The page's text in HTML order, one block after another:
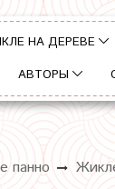
НА ДЕРЕВЕ
АВТОРЫ
панно